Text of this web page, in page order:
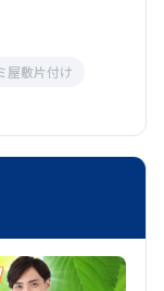
屋敷片付け